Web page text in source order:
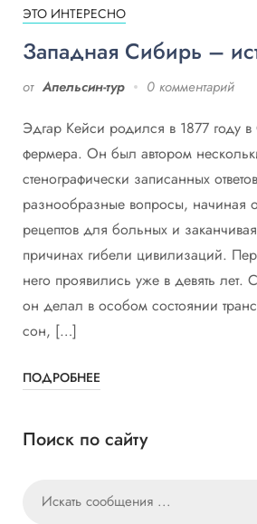
ЭТО ИНТЕРЕСНО
Западная Сибирь –
от Апельсин-тур 0 комментарий
Эдгар Кейси родился в 1877 году
фермера. Он был автором
стенографически записанных
разнообразные вопросы, начиная
рецептов для больных и
причинах гибели цивилизаций.
него проявились уже в девять лет.
он делал в особом состоянии
сон, […]
ПОДРОБНЕЕ
Поиск по сайту